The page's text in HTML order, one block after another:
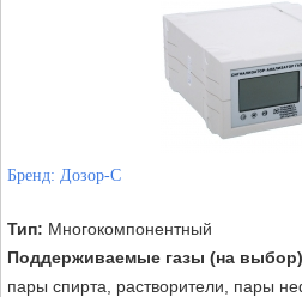
Бренд: Дозор-С
Тип: Многокомпонентный
Поддерживаемые газы (на
пары спирта, растворители, пары